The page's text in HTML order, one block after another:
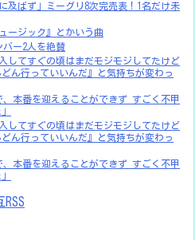
及ばず」ミーグリ8次完売表！1名だけ未
ージック』とかいう曲
バー2人を絶賛
してすぐの頃はまだモジモジしてたけど
ん行っていいんだ』と気持ちが変わっ
本番を迎えることができず すごく不甲
してすぐの頃はまだモジモジしてたけど
ん行っていいんだ』と気持ちが変わっ
本番を迎えることができず すごく不甲